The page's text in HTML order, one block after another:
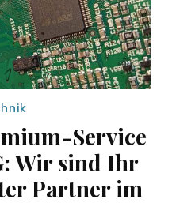
Service
Wir sind Ihr
Partner im